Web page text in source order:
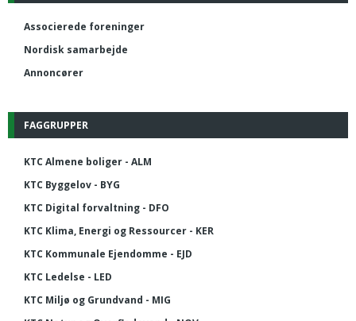
Associerede foreninger
Nordisk samarbejde
Annoncører
FAGGRUPPER
KTC Almene boliger - ALM
KTC Byggelov - BYG
KTC Digital forvaltning - DFO
KTC Klima, Energi og Ressourcer - KER
KTC Kommunale Ejendomme - EJD
KTC Ledelse - LED
KTC Miljø og Grundvand - MIG